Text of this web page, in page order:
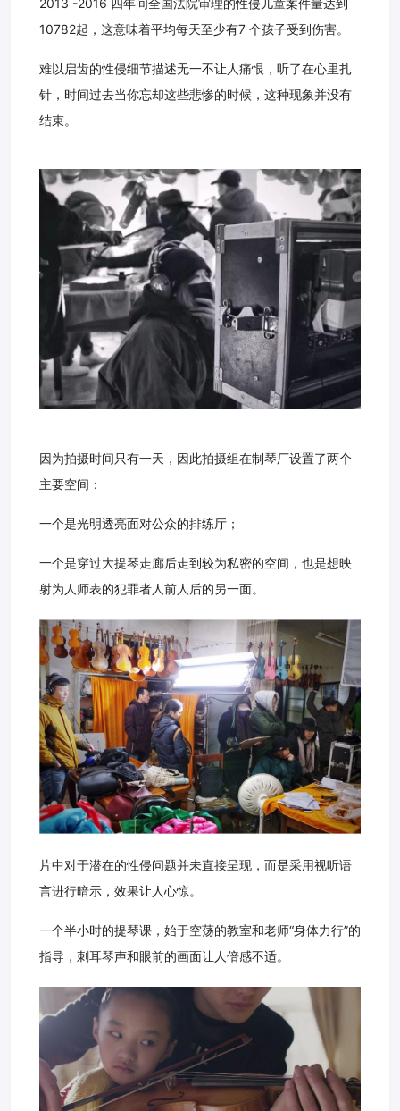
10782起，这意味着平均每天至少有7 个孩子受到伤害。
难以启齿的性侵细节描述无一不让人痛恨，听了在心里扎
针，时间过去当你忘却这些悲惨的时候，这种现象并没有
结束。
因为拍摄时间只有一天，因此拍摄组在制琴厂设置了两个
主要空间：
一个是光明透亮面对公众的排练厅；
一个是穿过大提琴走廊后走到较为私密的空间，也是想映
射为人师表的犯罪者人前人后的另一面。
片中对于潜在的性侵问题并未直接呈现，而是采用视听语
言进行暗示，效果让人心惊。
一个半小时的提琴课，始于空荡的教室和老师“身体力行”的
指导，刺耳琴声和眼前的画面让人倍感不适。